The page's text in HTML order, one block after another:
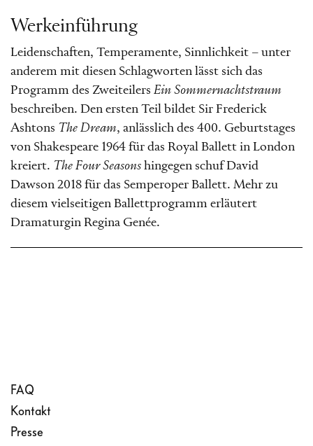
Werkeinführung
Leidenschaften, Temperamente, Sinnlichkeit – unter
anderem mit diesen Schlagworten lässt sich das
Programm des Zweiteilers Ein Sommernachtstraum
beschreiben. Den ersten Teil bildet Sir Frederick
Ashtons The Dream, anlässlich des 400. Geburtstages
von Shakespeare 1964 für das Royal Ballett in London
kreiert. The Four Seasons hingegen schuf David
Dawson 2018 für das Semperoper Ballett. Mehr zu
diesem vielseitigen Ballettprogramm erläutert
Dramaturgin Regina Genée.
FAQ
Kontakt
Presse